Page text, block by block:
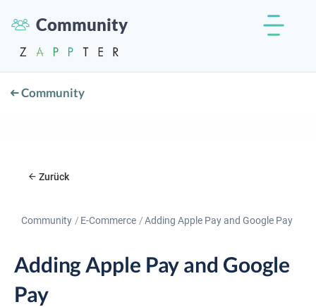
Community
Community
Zurück
Community E-Commerce Adding Apple Pay and Google Pay
Adding Apple Pay and Google
Pay